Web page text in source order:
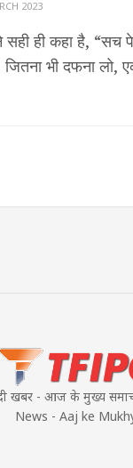
2023
सही ही कहा है, “सच
जितना भी दफना लो,
खबर - आज के मुख्य
News - Aaj ke